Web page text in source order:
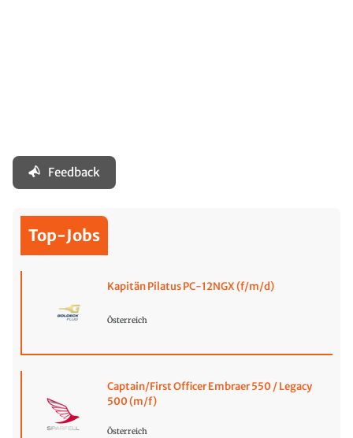
Feedback
Top-Jobs
Kapitän Pilatus PC-12NGX (f/m/d)
Österreich
Captain/First Officer Embraer 550 / Legacy
500 (m/f)
Österreich